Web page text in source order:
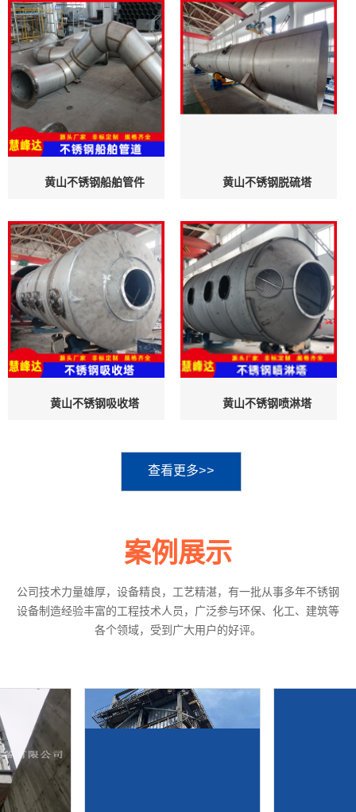
黄山不锈钢船舶管件 黄山不锈钢脱硫塔
黄山不锈钢吸收塔 黄山不锈钢喷淋塔
查看更多>>
案例展示
公司技术力量雄厚，设备精良，工艺精湛，有一批从事多年不锈钢
设备制造经验丰富的工程技术人员，广泛参与环保、化工、建筑等
各个领域，受到广大用户的好评。